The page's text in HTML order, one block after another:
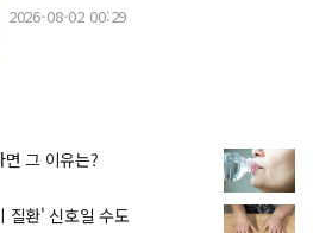
2026-08-02 00:29
그 이유는?
질환' 신호일 수도